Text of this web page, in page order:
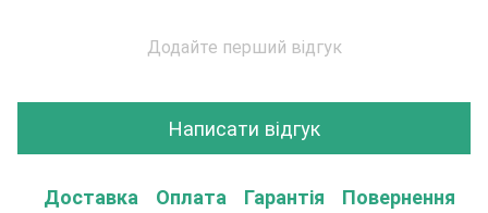
Додайте перший відгук
Написати відгук
Доставка Оплата Гарантія Повернення